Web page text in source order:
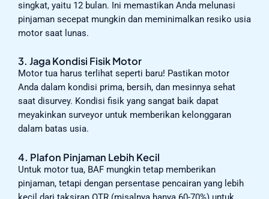
singkat, yaitu 12 bulan. Ini memastikan Anda melunasi
pinjaman secepat mungkin dan meminimalkan resiko usia
motor saat lunas.
3. Jaga Kondisi Fisik Motor
Motor tua harus terlihat seperti baru! Pastikan motor
Anda dalam kondisi prima, bersih, dan mesinnya sehat
saat disurvey. Kondisi fisik yang sangat baik dapat
meyakinkan surveyor untuk memberikan kelonggaran
dalam batas usia.
4. Plafon Pinjaman Lebih Kecil
Untuk motor tua, BAF mungkin tetap memberikan
pinjaman, tetapi dengan persentase pencairan yang lebih